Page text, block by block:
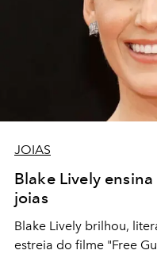
JOIAS
Blake Lively
joias
Blake Lively brilhou,
estreia do filme "Free